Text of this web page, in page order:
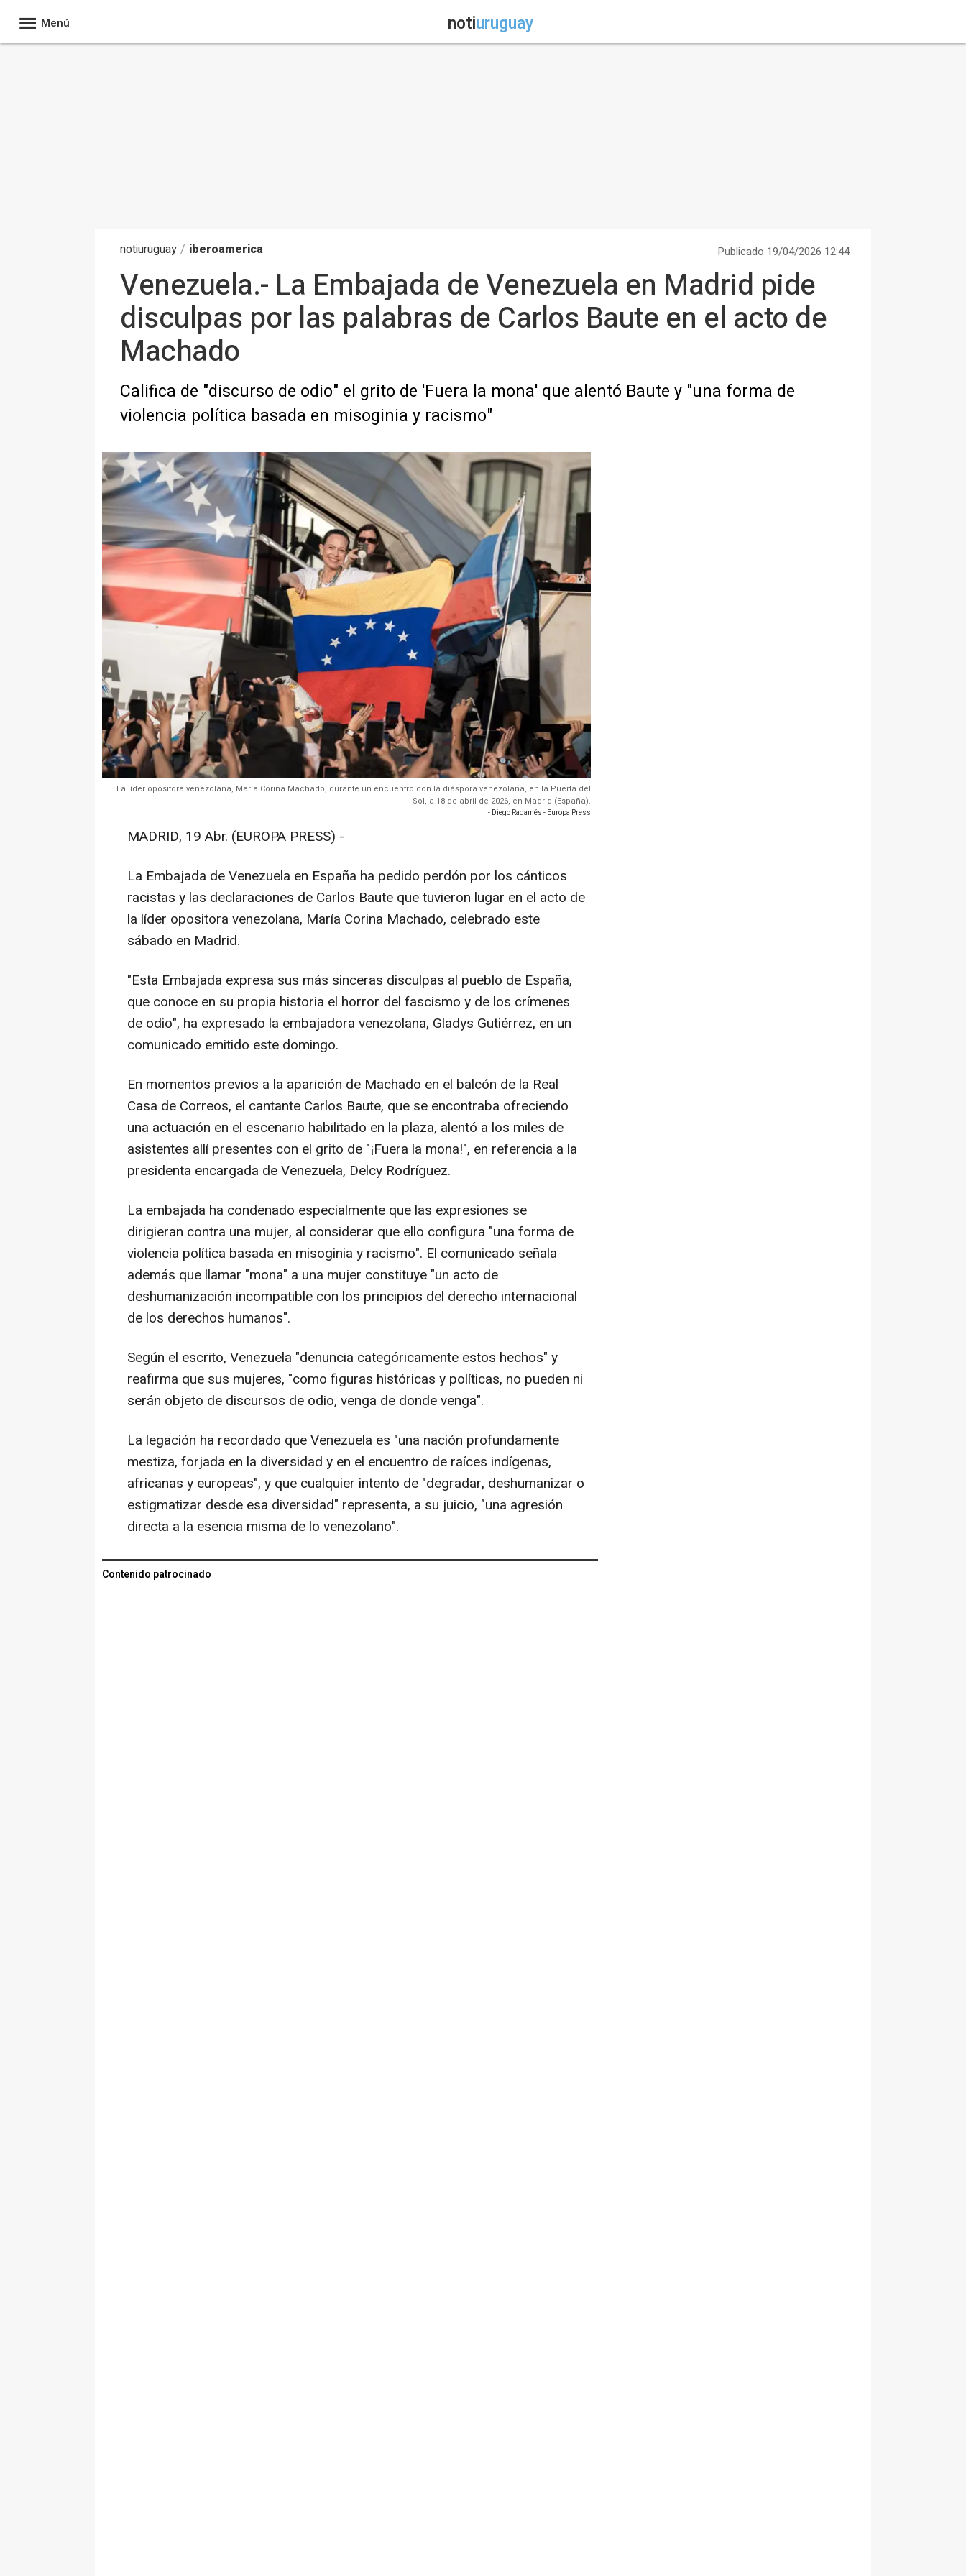
Menú notiuruguay
notiuruguay / iberoamerica Publicado 19/04/2026 12:44
Venezuela.- La Embajada de Venezuela en Madrid pide
disculpas por las palabras de Carlos Baute en el acto de
Machado
Califica de "discurso de odio" el grito de 'Fuera la mona' que alentó Baute y "una forma de
violencia política basada en misoginia y racismo"
La líder opositora venezolana, María Corina Machado, durante un encuentro con la diáspora venezolana, en la Puerta del
Sol, a 18 de abril de 2026, en Madrid (España).
- Diego Radamés - Europa Press
MADRID, 19 Abr. (EUROPA PRESS) -
La Embajada de Venezuela en España ha pedido perdón por los cánticos
racistas y las declaraciones de Carlos Baute que tuvieron lugar en el acto de
la líder opositora venezolana, María Corina Machado, celebrado este
sábado en Madrid.
"Esta Embajada expresa sus más sinceras disculpas al pueblo de España,
que conoce en su propia historia el horror del fascismo y de los crímenes
de odio", ha expresado la embajadora venezolana, Gladys Gutiérrez, en un
comunicado emitido este domingo.
En momentos previos a la aparición de Machado en el balcón de la Real
Casa de Correos, el cantante Carlos Baute, que se encontraba ofreciendo
una actuación en el escenario habilitado en la plaza, alentó a los miles de
asistentes allí presentes con el grito de "¡Fuera la mona!", en referencia a la
presidenta encargada de Venezuela, Delcy Rodríguez.
La embajada ha condenado especialmente que las expresiones se
dirigieran contra una mujer, al considerar que ello configura "una forma de
violencia política basada en misoginia y racismo". El comunicado señala
además que llamar "mona" a una mujer constituye "un acto de
deshumanización incompatible con los principios del derecho internacional
de los derechos humanos".
Según el escrito, Venezuela "denuncia categóricamente estos hechos" y
reafirma que sus mujeres, "como figuras históricas y políticas, no pueden ni
serán objeto de discursos de odio, venga de donde venga".
La legación ha recordado que Venezuela es "una nación profundamente
mestiza, forjada en la diversidad y en el encuentro de raíces indígenas,
africanas y europeas", y que cualquier intento de "degradar, deshumanizar o
estigmatizar desde esa diversidad" representa, a su juicio, "una agresión
directa a la esencia misma de lo venezolano".
Contenido patrocinado